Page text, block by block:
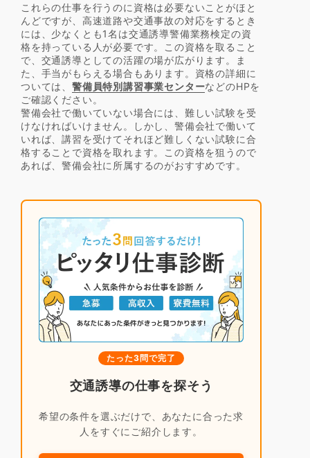
これらの仕事を行うのに資格は必要ないことがほと
んどですが、高速道路や交通事故の対応をするとき
には、少なくとも1名は交通誘導警備業務検定の資
格を持っている人が必要です。この資格を取ること
で、交通誘導としての活躍の場が広がります。ま
た、手当がもらえる場合もあります。資格の詳細に
ついては、 警備員特別講習事業センターなどのHPを
ご確認ください。
警備会社で働いていない場合には、難しい試験を受
けなければいけません。しかし、警備会社で働いて
いれば、講習を受けてそれほど難しくない試験に合
格することで資格を取れます。この資格を狙うので
あれば、警備会社に所属するのがおすすめです。
たった3問で完了
交通誘導の仕事を探そう
希望の条件を選ぶだけで、あなたに合った求
人をすぐにご紹介します。